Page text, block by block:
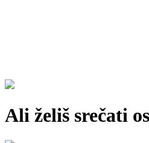
Ali želiš srečati